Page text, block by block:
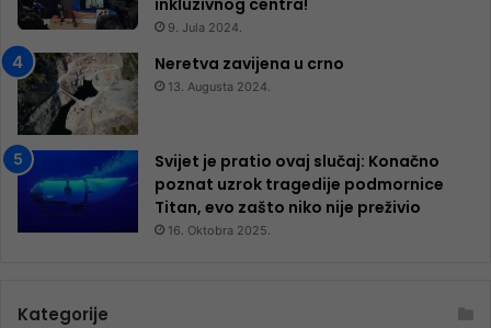
inkluzivnog centra!
9. Jula 2024.
Neretva zavijena u crno
13. Augusta 2024.
Svijet je pratio ovaj slučaj: Konačno
poznat uzrok tragedije podmornice
Titan, evo zašto niko nije preživio
16. Oktobra 2025.
Kategorije